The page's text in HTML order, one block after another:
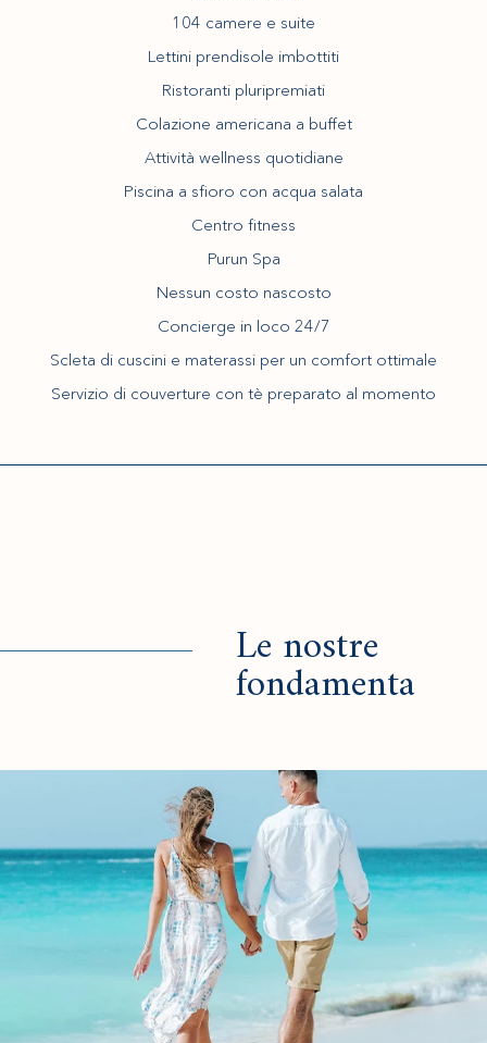
104 camere e suite
Lettini prendisole imbottiti
Ristoranti pluripremiati
Colazione americana a buffet
Attività wellness quotidiane
Piscina a sfioro con acqua salata
Centro fitness
Purun Spa
Nessun costo nascosto
Concierge in loco 24/7
Scleta di cuscini e materassi per un comfort ottimale
Servizio di couverture con tè preparato al momento
Le nostre
fondamenta